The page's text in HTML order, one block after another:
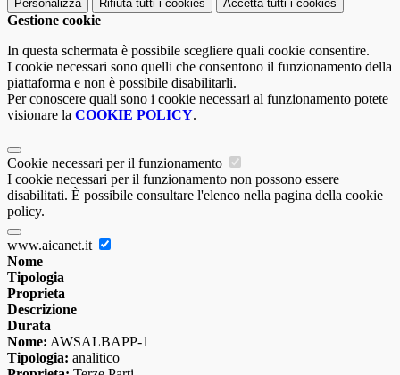
Personalizza Rifiuta tutti i cookies Accetta tutti i cookies
Gestione cookie
In questa schermata è possibile scegliere quali cookie consentire.
I cookie necessari sono quelli che consentono il funzionamento della
piattaforma e non è possibile disabilitarli.
Per conoscere quali sono i cookie necessari al funzionamento potete
visionare la COOKIE POLICY.
Cookie necessari per il funzionamento
I cookie necessari per il funzionamento non possono essere
disabilitati. È possibile consultare l'elenco nella pagina della cookie
policy.
www.aicanet.it
Nome
Tipologia
Proprieta
Descrizione
Durata
Nome: AWSALBAPP-1
Tipologia: analitico